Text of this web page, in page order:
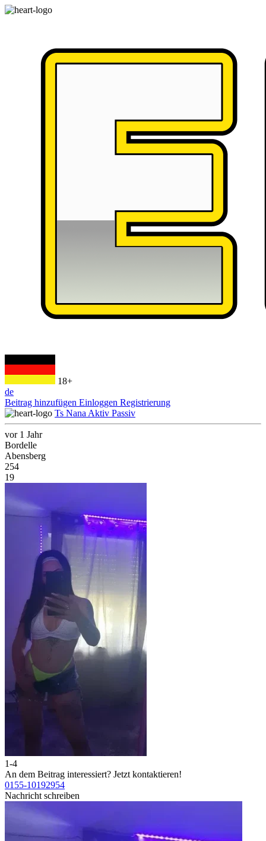
18+
de
Beitrag hinzufügen Einloggen Registrierung
Ts Nana Aktiv Passiv
vor 1 Jahr
Bordelle
Abensberg
254
19
1-4
An dem Beitrag interessiert? Jetzt kontaktieren!
0155-10192954
Nachricht schreiben